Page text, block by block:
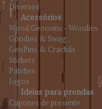
Diversos
Acessórios
Wood Geocoins - Woodies
Goodies & Swag
GeoPins & Crachás
Stickers
Patches
Jogos
Ideias para prendas
Cupones de presente